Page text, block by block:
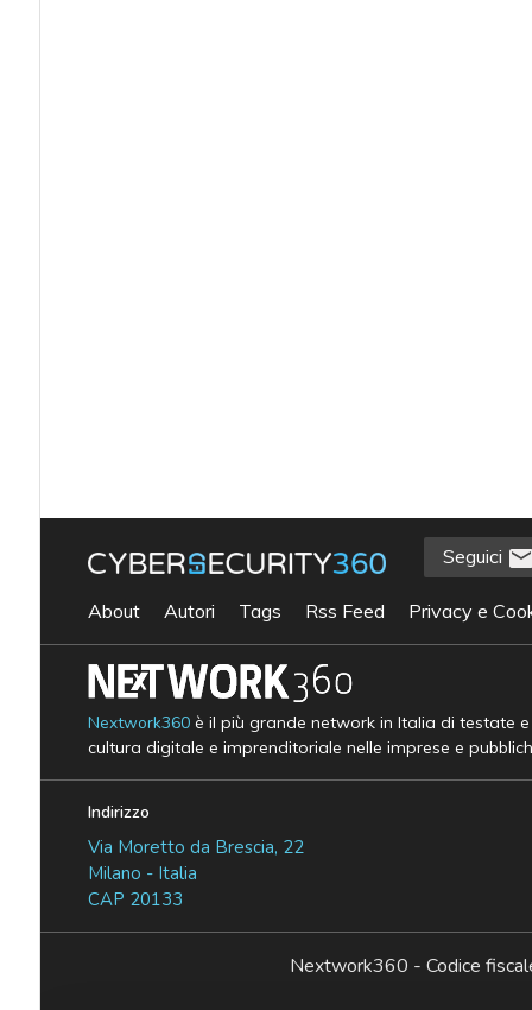
Seguici
About Autori Tags Rss Feed Privacy e
Nextwork360è il più grande network in Italia di testate
cultura digitale e imprenditoriale nelle imprese e
Indirizzo
Via Moretto da Brescia, 22
Milano - Italia
CAP 20133
Nextwork360 - Codice